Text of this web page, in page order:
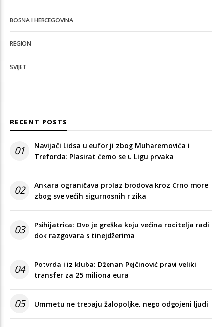
BOSNA I HERCEGOVINA
REGION
SVIJET
RECENT POSTS
01
Navijači Lidsa u euforiji zbog Muharemovića i
Treforda: Plasirat ćemo se u Ligu prvaka
02
Ankara ograničava prolaz brodova kroz Crno more
zbog sve većih sigurnosnih rizika
03
Psihijatrica: Ovo je greška koju većina roditelja radi
dok razgovara s tinejdžerima
04
Potvrda i iz kluba: Dženan Pejčinović pravi veliki
transfer za 25 miliona eura
05 Ummetu ne trebaju žalopoljke, nego odgojeni ljudi